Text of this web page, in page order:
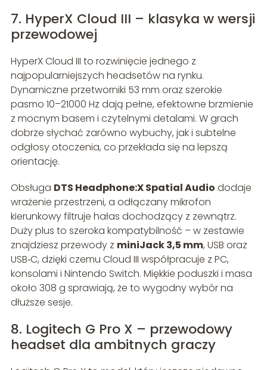
7. HyperX Cloud III – klasyka w wersji
przewodowej
HyperX Cloud III to rozwinięcie jednego z
najpopularniejszych headsetów na rynku.
Dynamiczne przetworniki 53 mm oraz szerokie
pasmo 10–21000 Hz dają pełne, efektowne brzmienie
z mocnym basem i czytelnymi detalami. W grach
dobrze słychać zarówno wybuchy, jak i subtelne
odgłosy otoczenia, co przekłada się na lepszą
orientację.
Obsługa DTS Headphone:X Spatial Audio dodaje
wrażenie przestrzeni, a odłączany mikrofon
kierunkowy filtruje hałas dochodzący z zewnątrz.
Duży plus to szeroka kompatybilność – w zestawie
znajdziesz przewody z miniJack 3,5 mm, USB oraz
USB‑C, dzięki czemu Cloud III współpracuje z PC,
konsolami i Nintendo Switch. Miękkie poduszki i masa
około 308 g sprawiają, że to wygodny wybór na
dłuższe sesje.
8. Logitech G Pro X – przewodowy
headset dla ambitnych graczy